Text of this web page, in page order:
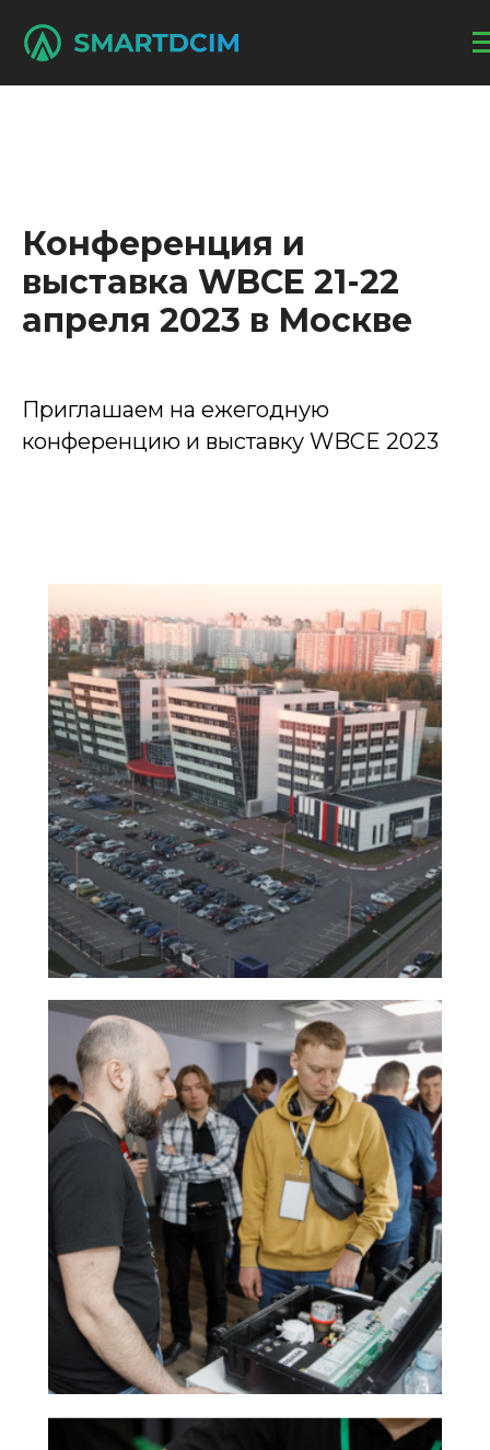
Конференция и
выставка WBCE 21-22
апреля 2023 в Москве
Приглашаем на ежегодную
конференцию и выставку WBCE 2023